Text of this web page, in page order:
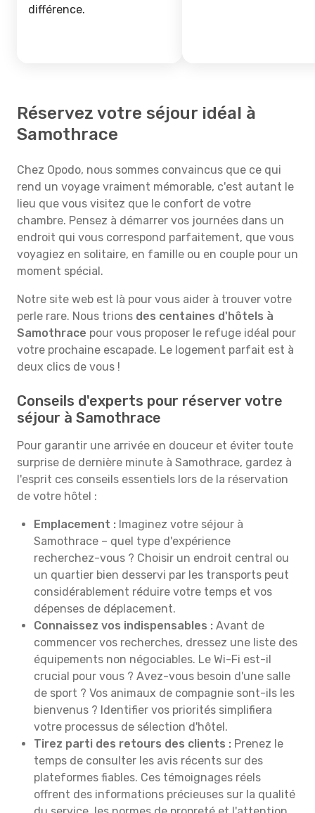
différence.
Réservez votre séjour idéal à
Samothrace
Chez Opodo, nous sommes convaincus que ce qui
rend un voyage vraiment mémorable, c'est autant le
lieu que vous visitez que le confort de votre
chambre. Pensez à démarrer vos journées dans un
endroit qui vous correspond parfaitement, que vous
voyagiez en solitaire, en famille ou en couple pour un
moment spécial.
Notre site web est là pour vous aider à trouver votre
perle rare. Nous trions des centaines d'hôtels à
Samothrace pour vous proposer le refuge idéal pour
votre prochaine escapade. Le logement parfait est à
deux clics de vous !
Conseils d'experts pour réserver votre
séjour à Samothrace
Pour garantir une arrivée en douceur et éviter toute
surprise de dernière minute à Samothrace, gardez à
l'esprit ces conseils essentiels lors de la réservation
de votre hôtel :
Emplacement : Imaginez votre séjour à
Samothrace – quel type d'expérience
recherchez-vous ? Choisir un endroit central ou
un quartier bien desservi par les transports peut
considérablement réduire votre temps et vos
dépenses de déplacement.
Connaissez vos indispensables : Avant de
commencer vos recherches, dressez une liste des
équipements non négociables. Le Wi-Fi est-il
crucial pour vous ? Avez-vous besoin d'une salle
de sport ? Vos animaux de compagnie sont-ils les
bienvenus ? Identifier vos priorités simplifiera
votre processus de sélection d'hôtel.
Tirez parti des retours des clients : Prenez le
temps de consulter les avis récents sur des
plateformes fiables. Ces témoignages réels
offrent des informations précieuses sur la qualité